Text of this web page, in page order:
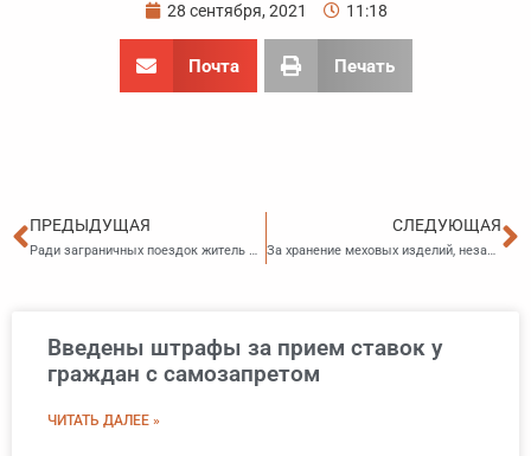
28 сентября, 2021 11:18
Почта Печать
Пред
ПРЕДЫДУЩАЯ
​Ради заграничных поездок житель Арсеньева погасил задолженность
СЛЕДУЮЩАЯ
За хранение меховых изделий, незаконно ввезенных из Китая, коммерсантка из Находки заплатит штраф — 4,2 млн рублей. Товар хранился в принадлежащих ей торговых точках города. Правонарушение выявила Находкинская таможня.
Введены штрафы за прием ставок у
граждан с самозапретом
ЧИТАТЬ ДАЛЕЕ »